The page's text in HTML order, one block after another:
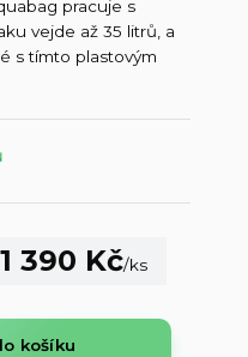
pracuje s
vejde až 35 litrů, a
s tímto plastovým
1 390 Kč/ks
košíku